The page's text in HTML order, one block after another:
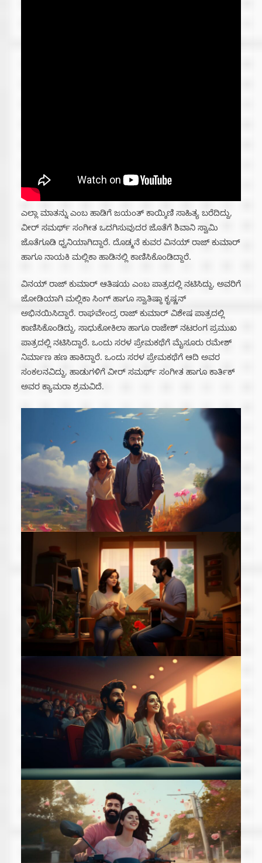
ಎಲ್ಲಾ ಮಾತನ್ನು ಎಂಬ ಹಾಡಿಗೆ ಜಯಂತ್ ಕಾಯ್ಕಿಣಿ ಸಾಹಿತ್ಯ ಬರೆದಿದ್ದು,
ವೀರ್ ಸಮರ್ಥ್ ಸಂಗೀತ ಒದಗಿಸುವುದರ ಜೊತೆಗೆ ಶಿವಾನಿ ಸ್ವಾಮಿ
ಜೊತೆಗೂಡಿ ಧ್ವನಿಯಾಗಿದ್ದಾರೆ. ದೊಡ್ಮನೆ ಕುವರ ವಿನಯ್ ರಾಜ್ ಕುಮಾರ್
ಹಾಗೂ ನಾಯಕಿ ‌ಮಲ್ಲಿಕಾ ಹಾಡಿನಲ್ಲಿ ಕಾಣಿಸಿಕೊಂಡಿದ್ದಾರೆ.
ವಿನಯ್ ರಾಜ್ ಕುಮಾರ್ ಆತಿಷಯ ಎಂಬ ಪಾತ್ರದಲ್ಲಿ ‌ನಟಿಸಿದ್ದು, ಅವರಿಗೆ
ಜೋಡಿಯಾಗಿ ಮಲ್ಲಿಕಾ ಸಿಂಗ್ ಹಾಗೂ ಸ್ವಾತಿಷ್ಠಾ ಕೃಷ್ಣನ್
ಅಭಿನಯಿಸಿದ್ದಾರೆ. ರಾಘವೇಂದ್ರ ರಾಜ್ ಕುಮಾರ್ ವಿಶೇಷ ಪಾತ್ರದಲ್ಲಿ
ಕಾಣಿಸಿಕೊಂಡಿದ್ದು, ಸಾಧುಕೋಕಿಲಾ ಹಾಗೂ ರಾಜೇಶ್ ನಟರಂಗ ಪ್ರಮುಖ
ಪಾತ್ರದಲ್ಲಿ ನಟಿಸಿದ್ದಾರೆ. ಒಂದು ಸರಳ ಪ್ರೇಮಕಥೆಗೆ ಮೈಸೂರು ರಮೇಶ್
ನಿರ್ಮಾಣ ಹಣ ಹಾಕಿದ್ದಾರೆ. ಒಂದು ಸರಳ ಪ್ರೇಮಕಥೆಗೆ ಆದಿ ಅವರ
ಸಂಕಲನವಿದ್ದು, ಹಾಡುಗಳಿಗೆ ವೀರ್ ಸಮರ್ಥ್ ಸಂಗೀತ ಹಾಗೂ ಕಾರ್ತಿಕ್
ಅವರ ಕ್ಯಾಮರಾ ಶ್ರಮವಿದೆ.